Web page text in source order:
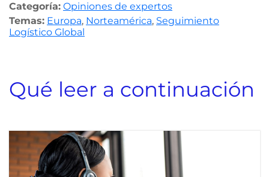
Categoría: Opiniones de expertos
Temas: Europa, Norteamérica, Seguimiento
Logístico Global
Qué leer a continuación